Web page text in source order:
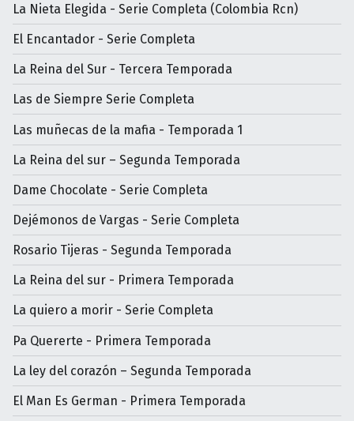
La Nieta Elegida - Serie Completa (Colombia Rcn)
El Encantador - Serie Completa
La Reina del Sur - Tercera Temporada
Las de Siempre Serie Completa
Las muñecas de la mafia - Temporada 1
La Reina del sur – Segunda Temporada
Dame Chocolate - Serie Completa
Dejémonos de Vargas - Serie Completa
Rosario Tijeras - Segunda Temporada
La Reina del sur - Primera Temporada
La quiero a morir - Serie Completa
Pa Quererte - Primera Temporada
La ley del corazón – Segunda Temporada
El Man Es German - Primera Temporada